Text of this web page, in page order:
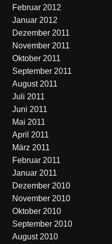
Februar 2012
Januar 2012
Dezember 2011
November 2011
Oktober 2011
September 2011
August 2011
Juli 2011
Juni 2011
Mai 2011
April 2011
März 2011
Februar 2011
Januar 2011
Dezember 2010
November 2010
Oktober 2010
September 2010
August 2010